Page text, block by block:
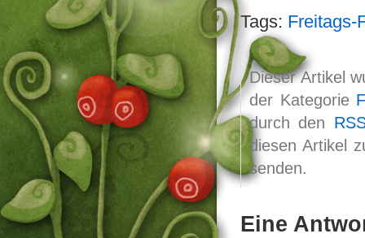
Tags: Freitags-
Dieser Artikel
der Kategorie
durch den
diesen Artikel
senden.
Eine